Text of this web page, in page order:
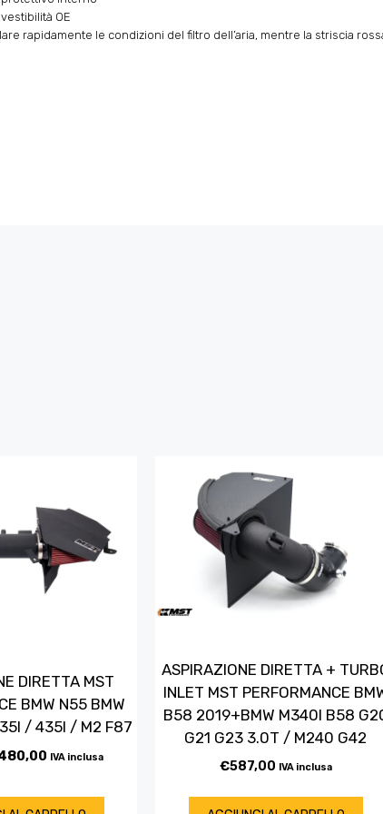
OE
rapidamente le condizioni del filtro dell’aria, mentre la striscia
DIRETTA MST
BMW N55 BMW
/ 435I / M2 F87
IVA inclusa
ASPIRAZIONE DIRETTA +
INLET MST PERFORMANCE
B58 2019+BMW M340I B58
G21 G23 3.0T / M240 G42
€587,00 IVA inclusa